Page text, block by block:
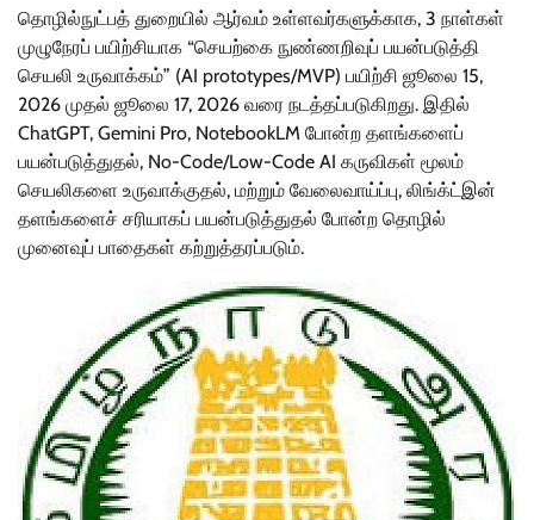
தொழில்நுட்பத் துறையில் ஆர்வம் உள்ளவர்களுக்காக, 3 நாள்கள்
முழுநேரப் பயிற்சியாக “செயற்கை நுண்ணறிவுப் பயன்படுத்தி
செயலி உருவாக்கம்” (AI prototypes/MVP) பயிற்சி ஜூலை 15,
2026 முதல் ஜூலை 17, 2026 வரை நடத்தப்படுகிறது. இதில்
ChatGPT, Gemini Pro, NotebookLM போன்ற தளங்களைப்
பயன்படுத்துதல், No-Code/Low-Code AI கருவிகள் மூலம்
செயலிகளை உருவாக்குதல், மற்றும் வேலைவாய்ப்பு, லிங்க்ட்இன்
தளங்களைச் சரியாகப் பயன்படுத்துதல் போன்ற தொழில்
முனைவுப் பாதைகள் கற்றுத்தரப்படும்.